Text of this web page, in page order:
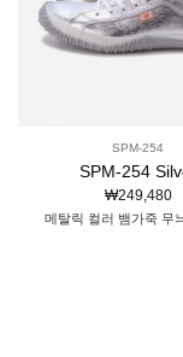
SPM-254
SPM-254
₩249,480
메탈릭 컬러 뱀가죽 무